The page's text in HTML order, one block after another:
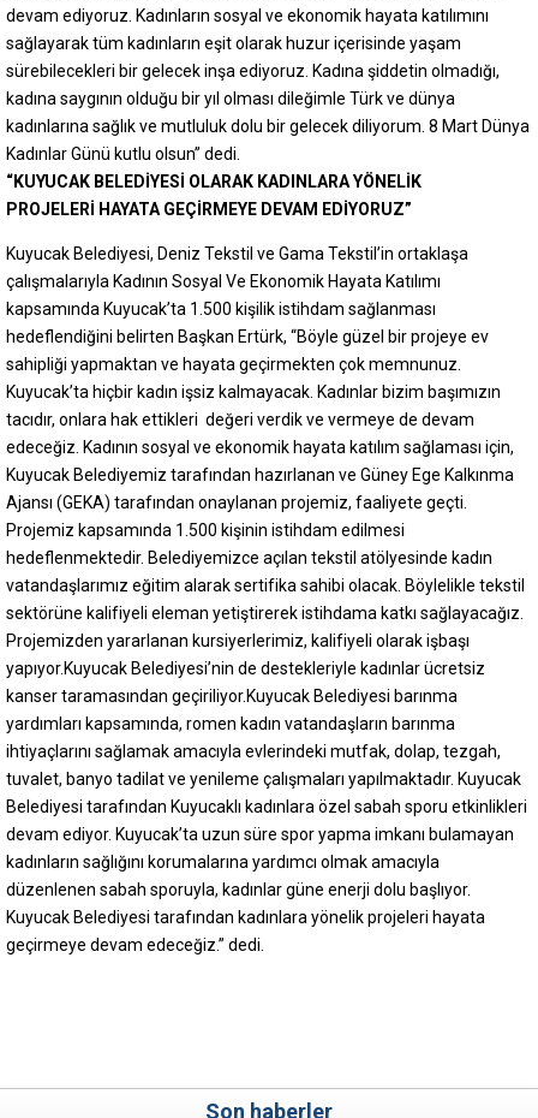
devam ediyoruz. Kadınların sosyal ve ekonomik hayata katılımını
sağlayarak tüm kadınların eşit olarak huzur içerisinde yaşam
sürebilecekleri bir gelecek inşa ediyoruz. Kadına şiddetin olmadığı,
kadına saygının olduğu bir yıl olması dileğimle Türk ve dünya
kadınlarına sağlık ve mutluluk dolu bir gelecek diliyorum. 8 Mart Dünya
Kadınlar Günü kutlu olsun” dedi.
“KUYUCAK BELEDİYESİ OLARAK KADINLARA YÖNELİ K
PROJELERİ HAYATA GEÇİ RMEYE DEVAM EDİYORUZ”
Kuyucak Belediyesi, Deniz Tekstil ve Gama Tekstil’in ortaklaşa
çalışmalarıyla Kadının Sosyal Ve Ekonomik Hayata Katılımı
kapsamında Kuyucak’ta 1.500 kişilik istihdam sağlanması
hedeflendiğini belirten Başkan Ertürk, “Böyle güzel bir projeye ev
sahipliği yapmaktan ve hayata geçirmekten çok memnunuz.
Kuyucak’ta hiçbir kadın işsiz kalmayacak. Kadınlar bizim başımızın
tacıdır, onlara hak ettikleri değeri verdik ve vermeye de devam
edeceğiz. Kadının sosyal ve ekonomik hayata katılım sağlaması için,
Kuyucak Belediyemiz tarafından hazırlanan ve Güney Ege Kalkınma
Ajansı (GEKA) tarafından onaylanan projemiz, faaliyete geçti.
Projemiz kapsamında 1.500 kişinin istihdam edilmesi
hedeflenmektedir. Belediyemizce açılan tekstil atölyesinde kadın
vatandaşlarımız eğitim alarak sertifika sahibi olacak. Böylelikle tekstil
sektörüne kalifiyeli eleman yetiştirerek istihdama katkı sağlayacağız.
Projemizden yararlanan kursiyerlerimiz, kalifiyeli olarak işbaşı
yapıyor.Kuyucak Belediyesi’nin de destekleriyle kadınlar ücretsiz
kanser taramasından geçiriliyor.Kuyucak Belediyesi barınma
yardımları kapsamında, romen kadın vatandaşların barınma
ihtiyaçlarını sağlamak amacıyla evlerindeki mutfak, dolap, tezgah,
tuvalet, banyo tadilat ve yenileme çalışmaları yapılmaktadır. Kuyucak
Belediyesi tarafından Kuyucaklı kadınlara özel sabah sporu etkinlikleri
devam ediyor. Kuyucak’ta uzun süre spor yapma imkanı bulamayan
kadınların sağlığını korumalarına yardımcı olmak amacıyla
düzenlenen sabah sporuyla, kadınlar güne enerji dolu başlıyor.
Kuyucak Belediyesi tarafından kadınlara yönelik projeleri hayata
geçirmeye devam edeceğiz.” dedi.
Son haberler